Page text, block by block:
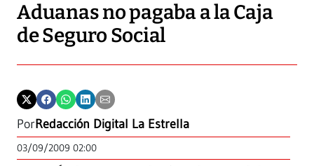
Aduanas no pagaba a la Caja
de Seguro Social
PorRedacción Digital La Estrella
03/09/2009 02:00